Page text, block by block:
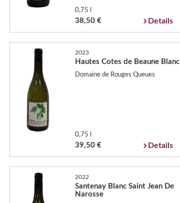
0,75 l
38,50 € Details
2023
Hautes Cotes de Beaune Blanc
Domaine de Rouges Queues
0,75 l
39,50 € Details
2022
Santenay Blanc Saint Jean De
Narosse